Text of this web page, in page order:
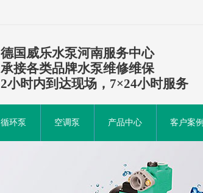
德国威乐水泵河南服务中心
承接各类品牌水泵维修维保
2小时内到达现场，7×24小时服务
循环泵 空调泵 产品中心 客户案例